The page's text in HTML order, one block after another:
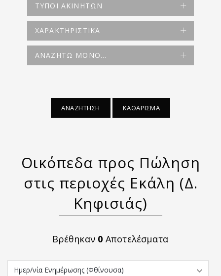
ΤΥΠΟΙ ΑΚΙΝΗΤΩΝ
ΧΑΡΑΚΤΗΡΙΣΤΙΚΑ
ΑΝΑΖΗΤΩ ΜΟΝΟ...
ΑΝΑΖΗΤΗΣΗ ΚΑΘΑΡΙΣΜΑ
Οικόπεδα προς Πώληση
στις περιοχές Εκάλη (Δ.
Κηφισιάς)
Βρέθηκαν 0 Αποτελέσματα